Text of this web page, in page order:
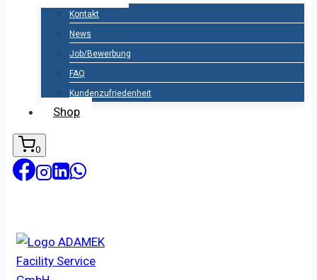
Kontakt
News
Job/Bewerbung
FAQ
Kundenzufriedenheit
Shop
0